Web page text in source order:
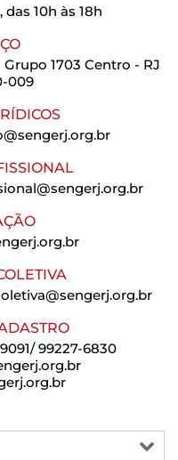
10h às 18h
Grupo 1703 Centro - RJ
009
99227-6830